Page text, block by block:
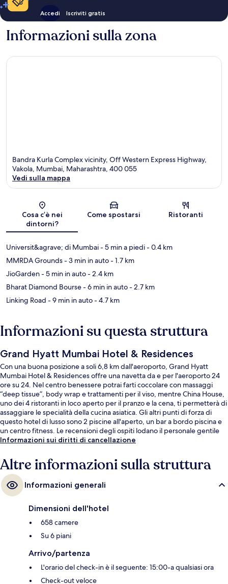
Accedi Iscriviti gratis
Informazioni sulla zona
Bandra Kurla Complex vicinity, Off Western Express Highway,
Vakola, Mumbai, Maharashtra, 400 055
Vedi sulla mappa
Cosa c’è nei
dintorni?
Come spostarsi Ristoranti
Universit&agrave; di Mumbai- 5 min a piedi- 0.4 km
MMRDA Grounds- 3 min in auto- 1.7 km
JioGarden- 5 min in auto- 2.4 km
Bharat Diamond Bourse- 6 min in auto- 2.7 km
Linking Road - 9 min in auto- 4.7 km
Informazioni su questa struttura
Grand Hyatt Mumbai Hotel & Residences
Con una buona posizione a soli 6,8 km dall'aeroporto, Grand Hyatt
Mumbai Hotel & Residences offre una navetta da e per l'aeroporto 24
ore su 24. Nel centro benessere potrai farti coccolare con massaggi
“deep tissue”, body wrap e trattamenti per il viso, mentre China House,
uno dei 4 ristoranti in loco aperto per il pranzo e la cena, ti permetterà di
assaggiare le specialità della cucina asiatica. Gli altri punti di forza di
questo hotel di lusso sono 2 piscine all'aperto, un bar a bordo piscina e
un centro fitness. Le recensioni degli ospiti lodano il personale gentile
della struttura.
Informazioni sui diritti di cancellazione
Altre informazioni sulla struttura
Informazioni generali
Dimensioni dell'hotel
658 camere
Su 6 piani
Arrivo/partenza
L'orario del check-in è il seguente: 15:00-a qualsiasi ora
Check-out veloce